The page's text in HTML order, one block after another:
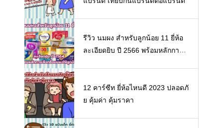
รีวิว นมผง สำหรับลูกน้อย 11 ยี่ห้อ
ละเอียดยิบ ปี 2566 พร้อมหลักการเ
12 คาร์ซีท ยี่ห้อไหนดี 2023 ปลอดภั
ย คุ้มค่า คุ้มราคา